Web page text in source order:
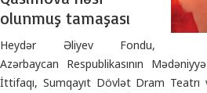
olunmuş tamaşası
Heydər Əliyev Fondu,
Azərbaycan Respublikasının
İttifaqı, Sumqayıt Dövlət Dram